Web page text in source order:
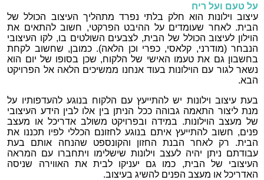
על טעם ועל ריח
עיצוב וילונות הוא חלק בלתי נפרד מתהליך העיצוב הכולל של
הבית. לאחר שעומדים על ההיבט הפרקטי, חשוב להתאים את
הוילון לעיצוב הכולל של הבית, לצבעים השולטים בו, לקו העיצובי
הנבחר (מודרני, קלאסי, כפרי וכן הלאה). כמובן, שחשוב לקחת
בחשבון גם את טעמו האישי של הלקוח, שכן בסופו של יום הוא
נשאר לגור עם הוילונות בעוד אנחנו ממשיכים הלאה אל הפרויקט
הבא.
בעת עיצוב וילונות יש להתייעץ עם הלקוח בנוגע להעדפותיו על
מנת ליצור התאמה גבוהה ככל הניתן בין אלו לבין הידע העיצובי
של מעצב הוילונות. במידה ובפרויקט משולב אדריכל או מעצב
פנים, חשוב להתייעץ איתם בנוגע לחזונם הכללי לפיו תכננו את
הבית. רק לאחר הבנת החזון והקונספט שהנחה אותם בעת
עבודתם ניתן יהיה לעצב וילונות שישלימו ויתחברו עם המראה
העיצובי של הבית, כמו גם יעניקו לבית את האווירה שניסה
האדריכל או מעצב הפנים להשיג בעיצוב.